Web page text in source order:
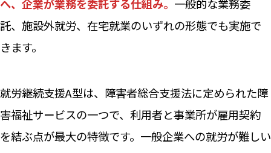
へ、企業が業務を委託する仕組み。 一般的な業務委
託、施設外就労、在宅就業のいずれの形態でも実施で
きます。
就労継続支援A型は、障害者総合支援法に定められた障
害福祉サービスの一つで、利用者と事業所が雇用契約
を結ぶ点が最大の特徴です。一般企業への就労が難しい